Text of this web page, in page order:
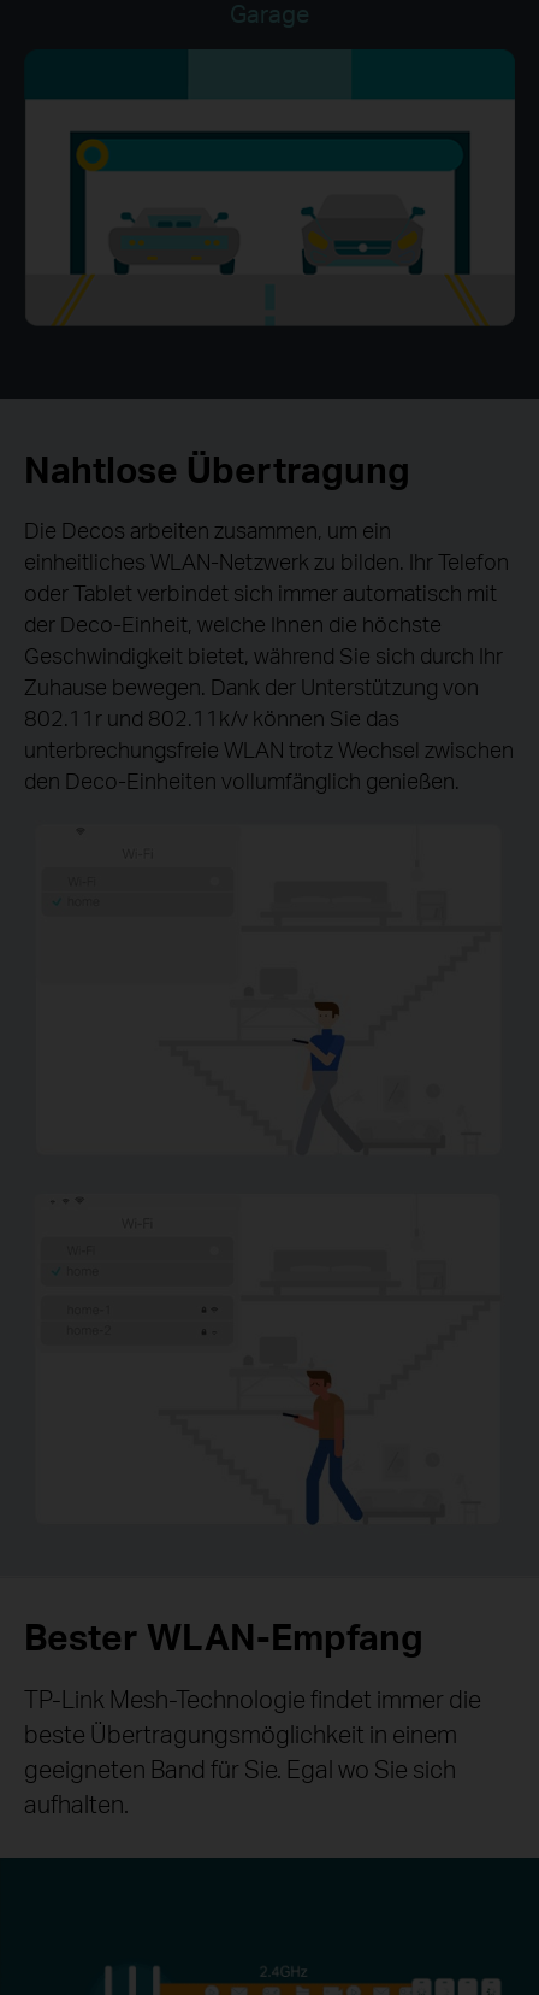
Garage
Nahtlose Übertragung
Die Decos arbeiten zusammen, um ein
einheitliches WLAN-Netzwerk zu bilden. Ihr Telefon
oder Tablet verbindet sich immer automatisch mit
der Deco-Einheit, welche Ihnen die höchste
Geschwindigkeit bietet, während Sie sich durch Ihr
Zuhause bewegen. Dank der Unterstützung von
802.11r und 802.11k/v können Sie das
unterbrechungsfreie WLAN trotz Wechsel zwischen
den Deco-Einheiten vollumfänglich genießen.
Bester WLAN-Empfang
TP-Link Mesh-Technologie findet immer die
beste Übertragungsmöglichkeit in einem
geeigneten Band für Sie. Egal wo Sie sich
aufhalten.